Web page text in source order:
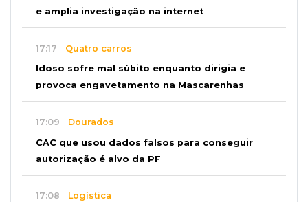
e amplia investigação na internet
17:17 Quatro carros
Idoso sofre mal súbito enquanto dirigia e
provoca engavetamento na Mascarenhas
17:09 Dourados
CAC que usou dados falsos para conseguir
autorização é alvo da PF
17:08 Logística